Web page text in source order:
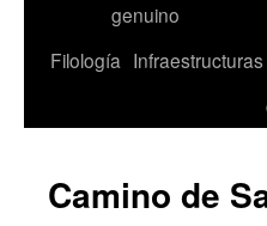
contenido
genuino
Filología Infraestructuras
Camino de